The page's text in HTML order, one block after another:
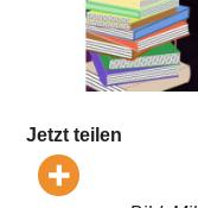
Jetzt teilen